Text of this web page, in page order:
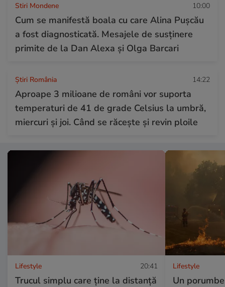
Stiri Mondene 10:00
Cum se manifestă boala cu care Alina Pușcău
a fost diagnosticată. Mesajele de susținere
primite de la Dan Alexa și Olga Barcari
Știri România 14:22
Aproape 3 milioane de români vor suporta
temperaturi de 41 de grade Celsius la umbră,
miercuri și joi. Când se răcește și revin ploile
Lifestyle 20:41
Trucul simplu care ține la distanță
Lifestyle
Un